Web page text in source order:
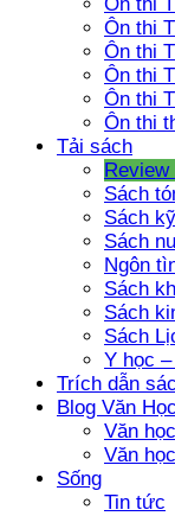
Ôn thi
Ôn thi
Ôn thi
Ôn thi
Ôn thi
Ôn thi
Tải sách
Sách
Sách
Sách
Ngôn
Sách
Sách
Sách
Y học
Trích dẫn
Blog Văn Học
Văn
Văn
Sống
Tin tức